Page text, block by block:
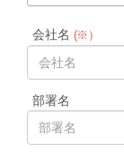
会社名 (※）
部署名